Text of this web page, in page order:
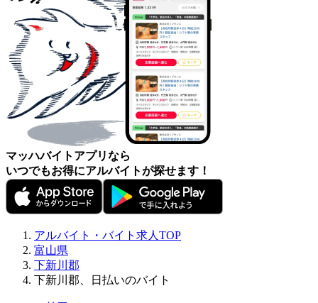
マッハバイトアプリなら
いつでもお得にアルバイトが探せます！
アルバイト・バイト求人TOP
富山県
下新川郡
下新川郡、日払いのバイト